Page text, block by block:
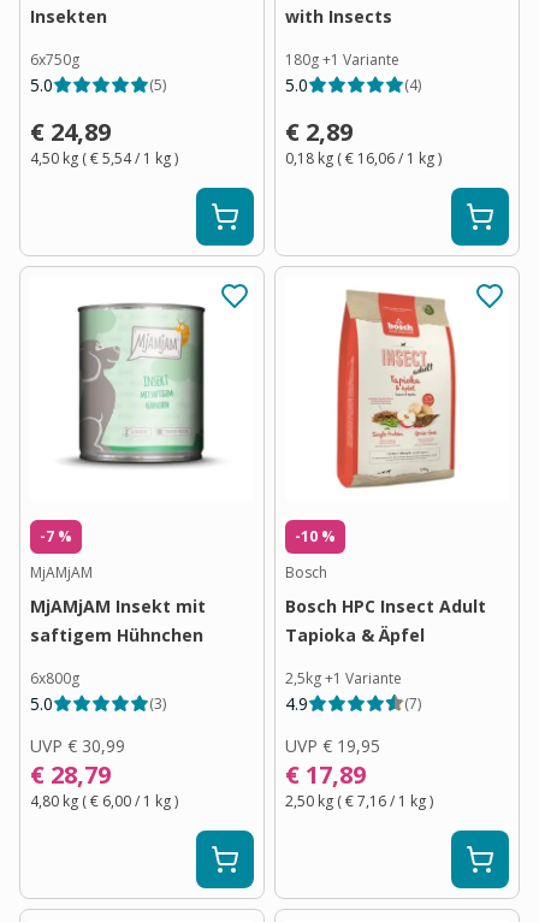
Insekten
6x750g
5.0 (5)
€ 24,89
4,50 kg (€ 5,54/ 1 kg)
with Insects
180g+1 Variante
5.0 (4)
€ 2,89
0,18 kg (€ 16,06/ 1 kg)
-7 %
MjAMjAM
MjAMjAM Insekt mit
saftigem Hühnchen
6x800g
5.0 (3)
UVP € 30,99
€ 28,79
4,80 kg (€ 6,00/ 1 kg)
-10 %
Bosch
Bosch HPC Insect Adult
Tapioka & Äpfel
2,5kg+1 Variante
4.9 (7)
UVP € 19,95
€ 17,89
2,50 kg (€ 7,16/ 1 kg)